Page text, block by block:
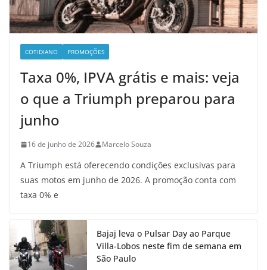
COTIDIANO PROMOÇÕES
Taxa 0%, IPVA grátis e mais: veja
o que a Triumph preparou para
junho
16 de junho de 2026 Marcelo Souza
A Triumph está oferecendo condições exclusivas para
suas motos em junho de 2026. A promoção conta com
taxa 0% e
Bajaj leva o Pulsar Day ao Parque
Villa-Lobos neste fim de semana em
São Paulo